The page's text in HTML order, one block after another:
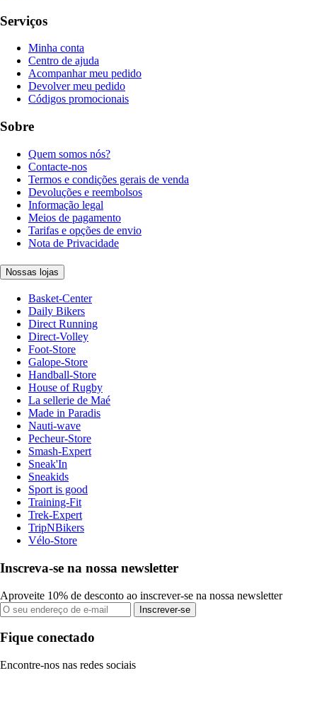
Serviços
Minha conta
Centro de ajuda
Acompanhar meu pedido
Devolver meu pedido
Códigos promocionais
Sobre
Quem somos nós?
Contacte-nos
Termos e condições gerais de venda
Devoluções e reembolsos
Informação legal
Meios de pagamento
Tarifas e opções de envio
Nota de Privacidade
Nossas lojas
Basket-Center
Daily Bikers
Direct Running
Direct-Volley
Foot-Store
Galope-Store
Handball-Store
House of Rugby
La sellerie de Maé
Made in Paradis
Nauti-wave
Pecheur-Store
Smash-Expert
Sneak'In
Sneakids
Sport is good
Training-Fit
Trek-Expert
TripNBikers
Vélo-Store
Inscreva-se na nossa newsletter
Aproveite 10% de desconto ao inscrever-se na nossa newsletter
Inscrever-se
Fique conectado
Encontre-nos nas redes sociais